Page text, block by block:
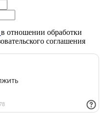
в отношении обработки
соглашения